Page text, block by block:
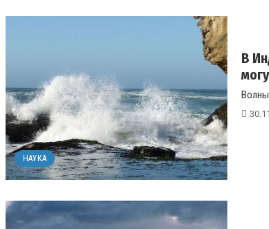
НАУКА
В
Волны